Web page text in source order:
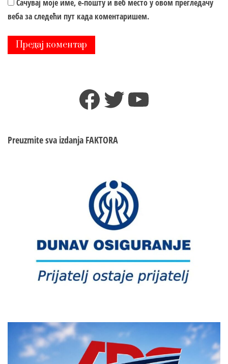
Сачувај моје име, е-пошту и веб место у овом прегледачу
веба за следећи пут када коментаришем.
Facebook
TwitterYouTube
Preuzmite sva izdanja FAKTORA